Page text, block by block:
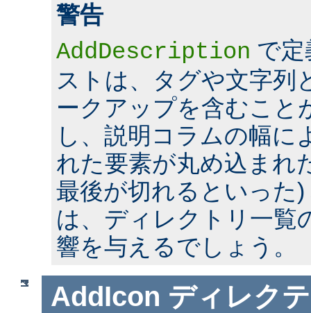
警告
AddDescription で
ストは、タグや文字列
ークアップを含むこと
し、説明コラムの幅に
れた要素が丸め込まれ
最後が切れるといった
は、ディレクトリ一覧
響を与えるでしょう。
AddIcon ディレク